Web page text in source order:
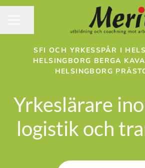
SFI OCH YRKESSPÅR I
HELSINGBORG BERGA
HELSINGBORG
Yrkeslärare
logistik och